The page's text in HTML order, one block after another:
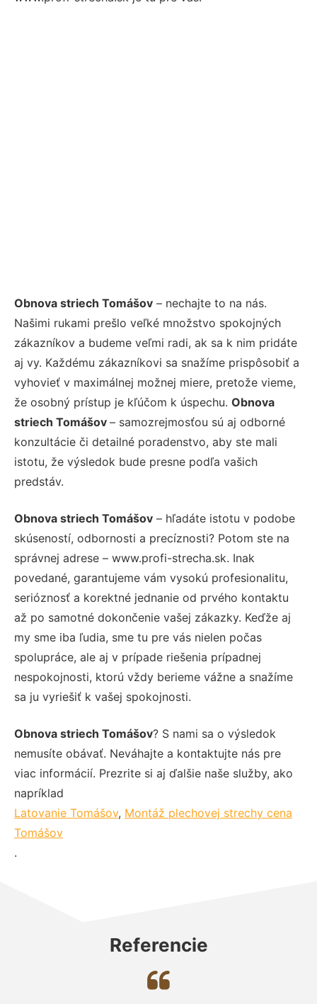
Obnova striech Tomášov – nechajte to na nás.
Našimi rukami prešlo veľké množstvo spokojných
zákazníkov a budeme veľmi radi, ak sa k nim pridáte
aj vy. Každému zákazníkovi sa snažíme prispôsobiť a
vyhovieť v maximálnej možnej miere, pretože vieme,
že osobný prístup je kľúčom k úspechu. Obnova
striech Tomášov – samozrejmosťou sú aj odborné
konzultácie či detailné poradenstvo, aby ste mali
istotu, že výsledok bude presne podľa vašich
predstáv.
Obnova striech Tomášov – hľadáte istotu v podobe
skúseností, odbornosti a precíznosti? Potom ste na
správnej adrese – www.profi-strecha.sk. Inak
povedané, garantujeme vám vysokú profesionalitu,
serióznosť a korektné jednanie od prvého kontaktu
až po samotné dokončenie vašej zákazky. Keďže aj
my sme iba ľudia, sme tu pre vás nielen počas
spolupráce, ale aj v prípade riešenia prípadnej
nespokojnosti, ktorú vždy berieme vážne a snažíme
sa ju vyriešiť k vašej spokojnosti.
Obnova striech Tomášov? S nami sa o výsledok
nemusíte obávať. Neváhajte a kontaktujte nás pre
viac informácií. Prezrite si aj ďalšie naše služby, ako
napríklad
Latovanie Tomášov, Montáž plechovej strechy cena
Tomášov
.
Referencie